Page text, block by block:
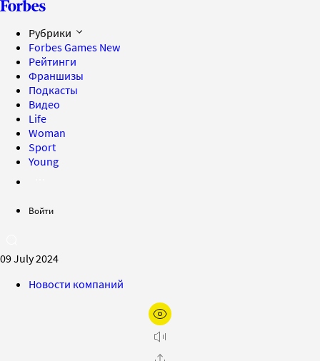
Рубрики
Forbes Games New
Рейтинги
Франшизы
Подкасты
Видео
Life
Woman
Sport
Young
Войти
09 July 2024
Новости компаний